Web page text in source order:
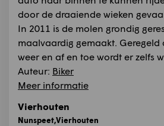
door de draaiende wieken
In 2011 is de molen grondig
maalvaardig gemaakt. Geregeld
weer en af en toe wordt er zelfs
Auteur: Biker
Meer informatie
Vierhouten
Nunspeet,Vierhouten